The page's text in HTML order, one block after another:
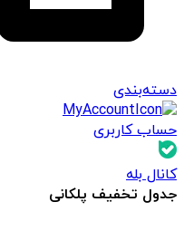
دسته‌بندی
حساب کاربری
کانال بله
جدول تخفیف پلکانی